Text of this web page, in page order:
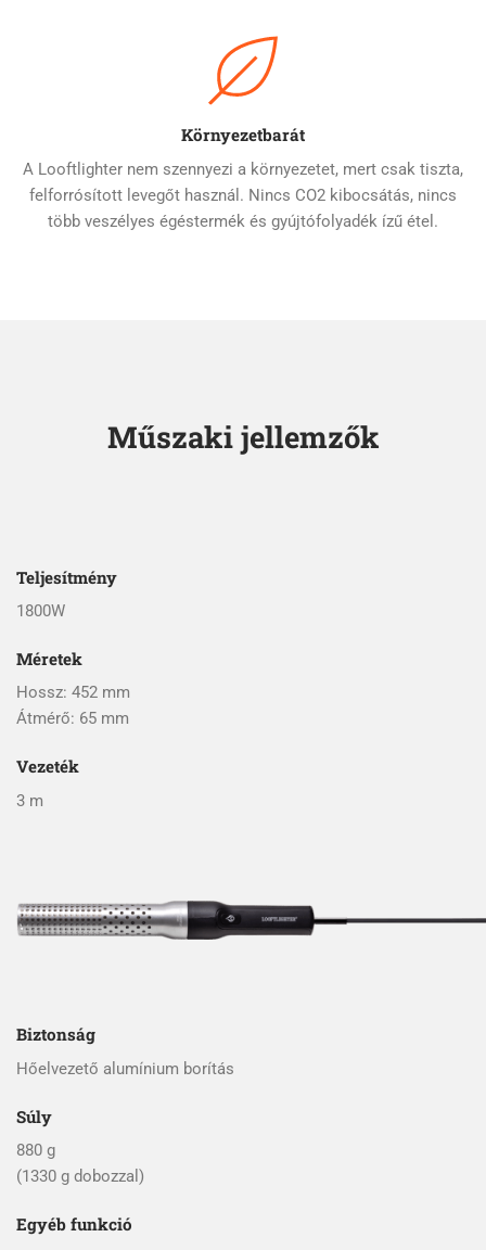
Környezetbarát
A Looftlighter nem szennyezi a környezetet, mert csak tiszta,
felforrósított levegőt használ. Nincs CO2 kibocsátás, nincs
több veszélyes égéstermék és gyújtófolyadék ízű étel.
Műszaki jellemzők
Teljesítmény
1800W
Méretek
Hossz: 452 mm
Átmérő: 65 mm
Vezeték
3 m
Biztonság
Hőelvezető alumínium borítás
Súly
880 g
(1330 g dobozzal)
Egyéb funkció